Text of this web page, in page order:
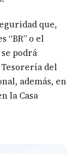
que,
“BR” o el
podrá
del
además, en
la Casa